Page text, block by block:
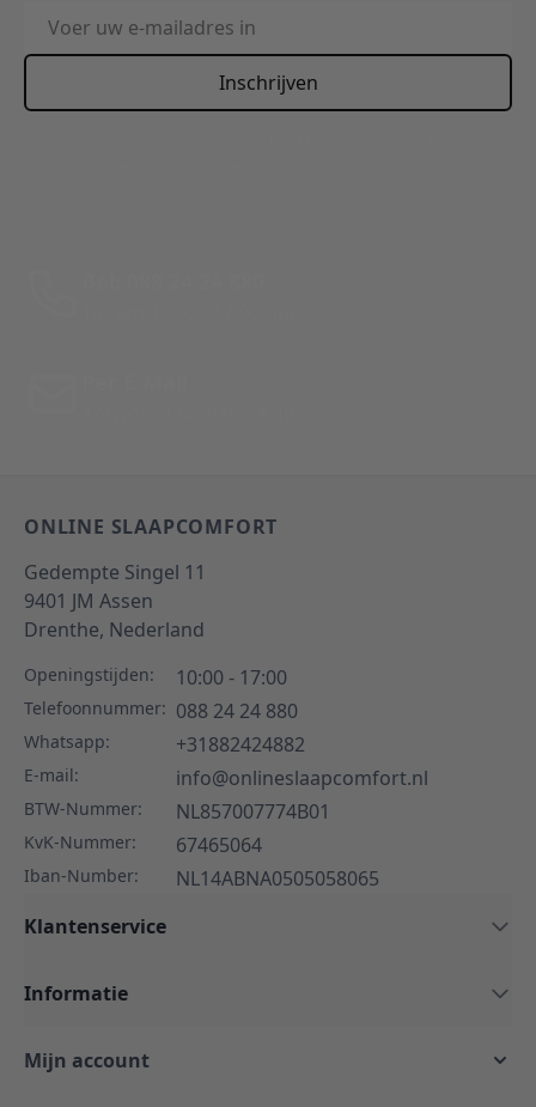
E-mailadres
Inschrijven
ONLINE SLAAPCOMFORT
Gedempte Singel 11
9401 JM Assen
Drenthe, Nederland
Openingstijden: 10:00 - 17:00
Telefoonnummer: 088 24 24 880
Whatsapp: +31882424882
E-mail: info@onlineslaapcomfort.nl
BTW-Nummer: NL857007774B01
KvK-Nummer: 67465064
Iban-Number:
NL14ABNA0505058065
Klantenservice
Informatie
Mijn account